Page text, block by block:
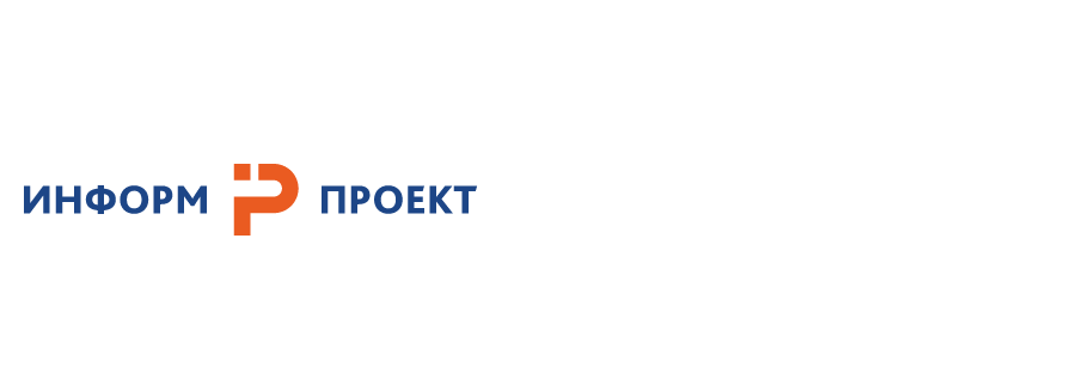
предел прочности на растяжение 1 550
МПа, для температур до 315 °C